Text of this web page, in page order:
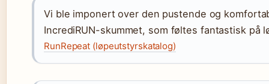
Vi ble imponert over den pustende og
IncrediRUN-skummet, som føltes fantastisk på
RunRepeat (løpeutstyrskatalog)